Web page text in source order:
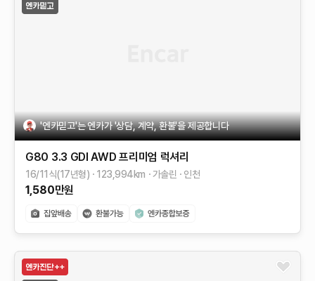
'엔카믿고'는 엔카가 '상담, 계약, 환불'을 제공합니다
G80 3.3 GDI AWD 프리미엄 럭셔리
16/11식(17년형) 123,994km 가솔린 인천
1,580만원